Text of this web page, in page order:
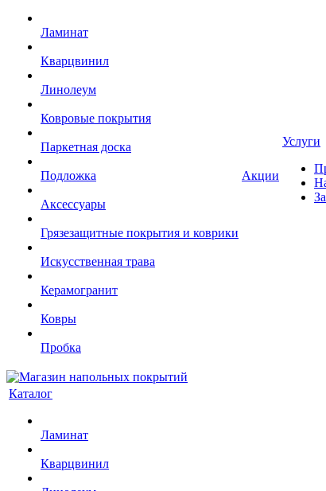
Ламинат
Кварцвинил
Линолеум
Ковровые покрытия
Паркетная доска
Подложка
Аксессуары
Грязезащитные покрытия и коврики
Искусственная трава
Керамогранит
Ковры
Пробка
Акции
Услуги
Каталог
Ламинат
Кварцвинил